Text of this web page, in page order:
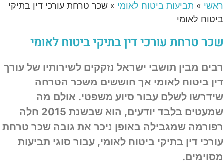
ראשי » תביעות ביטוח לאומי » שכר טרחת עורכי דין בתיקי
ביטוח לאומי
שכר טרחת עורכי דין בתיקי ביטוח לאומי
רבים מבין תושבי ישראל נזקקים לשירותיו של עורך
דין ביטוח לאומי אך חוששים משכר הטרחה
שידרשו לשלם עבור סיוע משפטי. אולם מה
שמעטים בלבד יודעים, הוא שבשנת 2015 חלה
רפורמה שמגבילה באופן ניכר את גובה שכר טרחת
עורכי דין בתיקי ביטוח לאומי, עבור סוגי תביעות
מסוימים.